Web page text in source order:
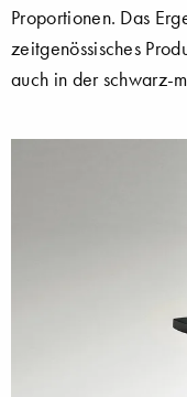
Proportionen. Das
zeitgenössisches
auch in der schwarz-